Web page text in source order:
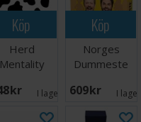
Köp
Herd
Mentality
SEK I lager: 3
Köp
Norges
Dummeste
NORSK
609 SEK I